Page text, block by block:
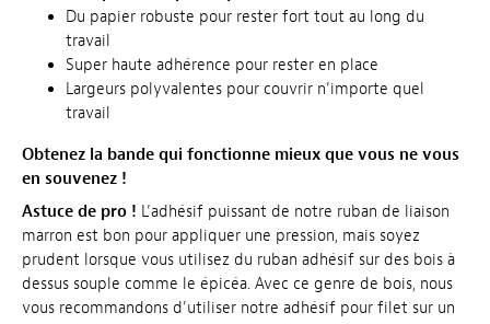
Du papier robuste pour rester fort tout au long du
travail
Super haute adhérence pour rester en place
Largeurs polyvalentes pour couvrir n’importe quel
travail
Obtenez la bande qui fonctionne mieux que vous ne vous
en souvenez !
Astuce de pro ! L’adhésif puissant de notre ruban de liaison
marron est bon pour appliquer une pression, mais soyez
prudent lorsque vous utilisez du ruban adhésif sur des bois à
dessus souple comme le épicéa. Avec ce genre de bois, nous
vous recommandons d’utiliser notre adhésif pour filet sur un